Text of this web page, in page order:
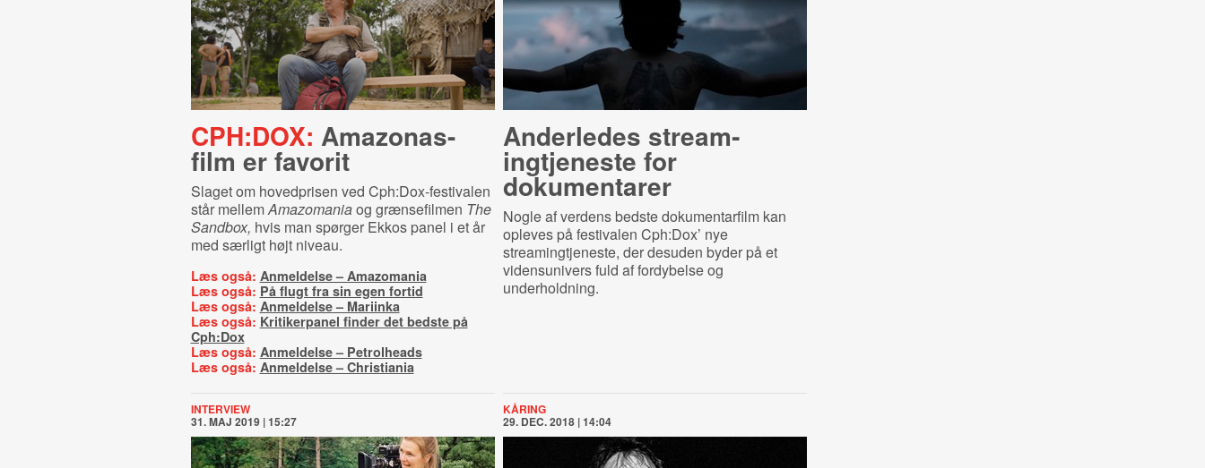
CPH:DOX: Amazonas-
film er favorit
Slaget om hovedprisen ved Cph:Dox-festivalen
står mellemAmazomaniaog grænsefilmen The
Sandbox, hvis man spørger Ekkos panel i et år
med særligt højt niveau.
Læs også: Anmeldelse – Amazomania
Læs også: På flugt fra sin egen fortid
Læs også: Anmeldelse – Mariinka
Læs også: Kritikerpanel finder det bedste på
Cph:Dox
Læs også: Anmeldelse – Petrolheads
Læs også: Anmeldelse – Christiania
Anderledes strea­m­
ingtje­ne­ste for
dokumentarer
Nogle af verdens bedste dokumentarfilm kan
opleves på festivalen Cph:Dox’ nye
streamingtjeneste, der desuden byder på et
vidensunivers fuld af fordybelse og
underholdning.
INTERVIEW
31. MAJ 2019 | 15:27
KÅRING
29. DEC. 2018 | 14:04